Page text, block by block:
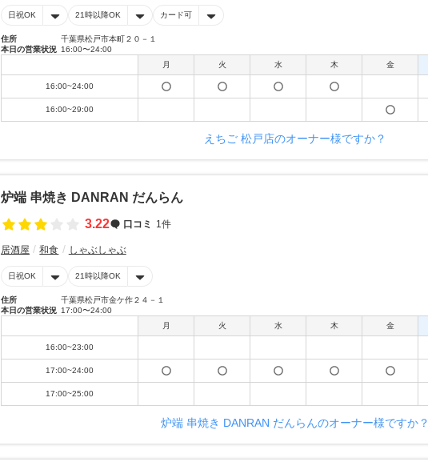
日祝OK 21時以降OK カード可
住所
千葉県松戸市本町２０－１
本日の営業状況 16:00〜24:00
月
火 水 木 金
16:00~24:00
16:00~29:00
えちご 松戸店のオーナー様ですか？
炉端 串焼き DANRAN だんらん
3.22
口コミ 1件
居酒屋 和食 しゃぶしゃぶ
日祝OK 21時以降OK
住所
千葉県松戸市金ケ作２４－１
本日の営業状況 17:00〜24:00
月
火 水 木 金
16:00~23:00
17:00~24:00
17:00~25:00
炉端 串焼き DANRAN だんらんのオーナー様ですか？